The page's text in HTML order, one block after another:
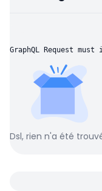
GraphQL Request
Dsl, rien n'a été